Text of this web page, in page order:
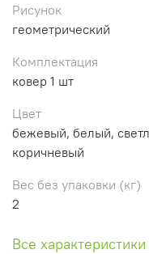
Рисунок
геометрический
Комплектация
ковер 1 шт
Цвет
бежевый, белый,
коричневый
Вес без упаковки (кг)
2
Все характеристики